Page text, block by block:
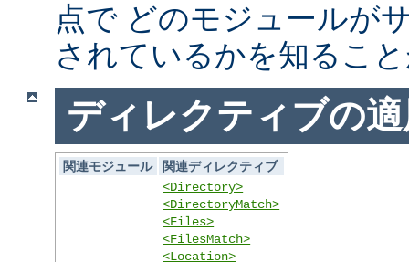
点で どのモジュールが
されているかを知るこ
ディレクティブの
関連モジュール
関連ディレクティブ
<Directory>
<DirectoryMatch>
<Files>
<FilesMatch>
<Location>